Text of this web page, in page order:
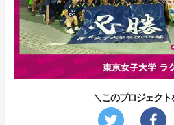
＼このプロジェクト